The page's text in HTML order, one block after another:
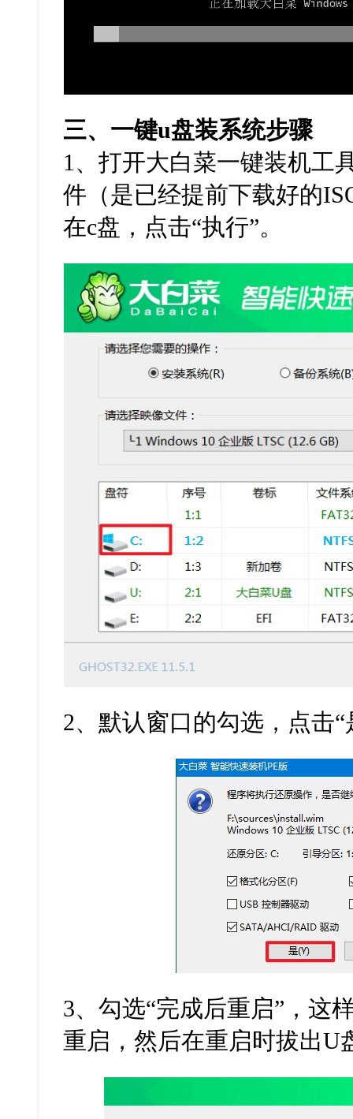
三、一键u盘装系统步骤
1 、打开大白菜一键装机工
件（是已经提前下载好的
在c盘，点击“执行”。
2、默认窗口的勾选，点击“
3、勾选“完成后重启” ，这
重启，然后在重启时拔出U